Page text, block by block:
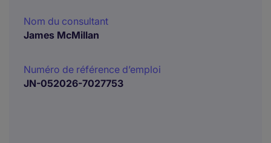
Nom du consultant
James McMillan
Numéro de référence d’emploi
JN-052026-7027753